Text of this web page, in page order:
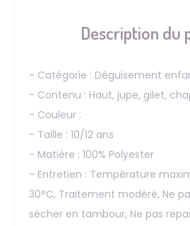
Description du
- Catégorie : Déguisement
- Contenu : Haut, jupe, gilet,
- Couleur :
- Taille : 10/12 ans
- Matière : 100% Polyester
- Entretien : Température
30°C, Traitement modéré, Ne
sécher en tambour, Ne pas